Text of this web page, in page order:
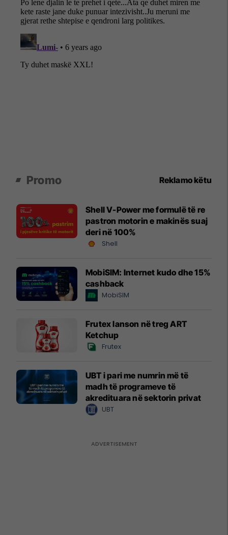
Promo Reklamo këtu
Shell V-Power me formulë të re
pastron motorin e makinës suaj
deri në 100%
Shell
MobiSIM: Internet kudo dhe 15%
cashback
MobiSIM
Frutex lanson në treg ART
Ketchup
Frutex
UBT i pari me numrin më të
madh të programeve të
akredituara në sektorin privat
UBT